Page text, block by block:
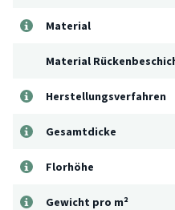
Material
Material
Herstellungsverfahren
Gesamtdicke
Florhöhe
Gewicht pro m²